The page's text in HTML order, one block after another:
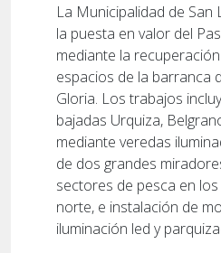
La Municipalidad de
la puesta en valor del
mediante la
espacios de la barranca
Gloria. Los trabajos
bajadas Urquiza,
mediante veredas
de dos grandes
sectores de pesca en
norte, e instalación de
iluminación led y